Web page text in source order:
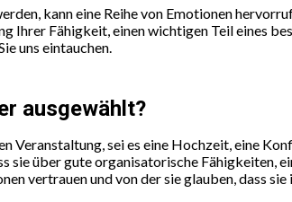
kann eine Reihe von Emotionen
Ihrer Fähigkeit, einen wichtigen Teil eines
uns eintauchen.
ausgewählt?
Veranstaltung, sei es eine Hochzeit, eine
über gute organisatorische Fähigkeiten,
vertrauen und von der sie glauben, dass